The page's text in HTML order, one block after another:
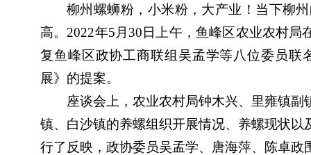
柳州螺蛳粉，小米粉，大产业！当下柳
高。2022年5月30日上午，鱼峰区农业农村
复鱼峰区政协工商联组吴孟学等八位委员联
展》的提案。
座谈会上，农业农村局钟木兴、里雍镇
镇、白沙镇的养螺组织开展情况、养螺现状
行了反映，政协委员吴孟学、唐海萍、陈卓